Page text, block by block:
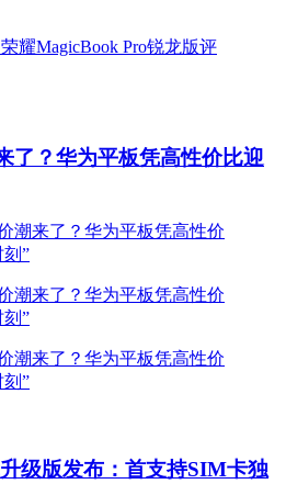
了？华为平板凭高性价比迎
级版发布：首支持SIM卡独